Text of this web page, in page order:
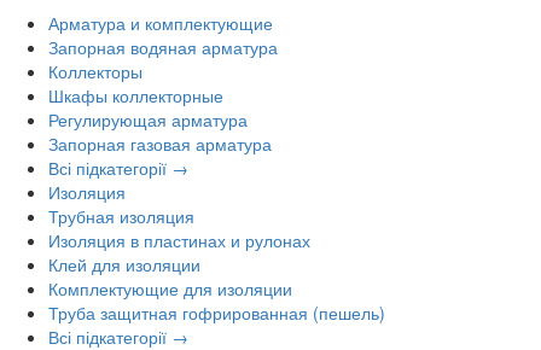
Арматура и комплектующие
Запорная водяная арматура
Коллекторы
Шкафы коллекторные
Регулирующая арматура
Запорная газовая арматура
Всі підкатегорії →
Изоляция
Трубная изоляция
Изоляция в пластинах и рулонах
Клей для изоляции
Комплектующие для изоляции
Труба защитная гофрированная (пешель)
Всі підкатегорії →